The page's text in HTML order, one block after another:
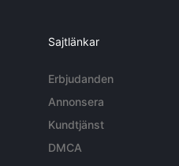
Sajtlänkar
Erbjudanden
Annonsera
Kundtjänst
DMCA